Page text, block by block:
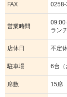
FAX
営業時間
09:00
ラン
店休日 不定
駐車場 6台
席数 15席